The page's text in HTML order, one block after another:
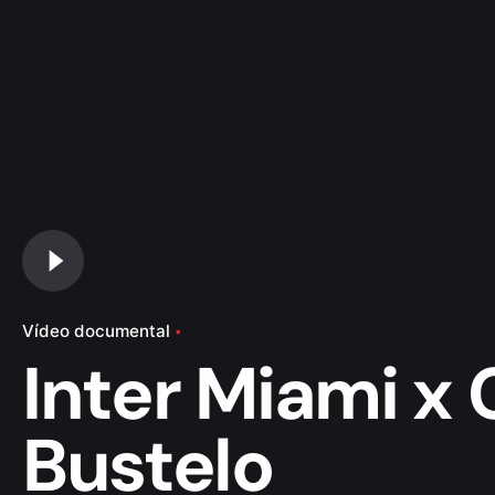
Vídeo documental
Inter Miami x
Bustelo